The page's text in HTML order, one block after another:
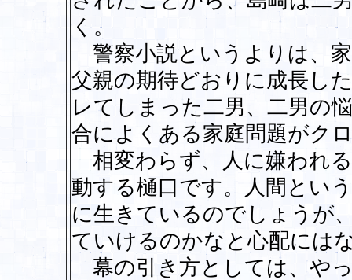
く。
警察小説というよりは、
父親の期待どおりに成長し
レてしまった二男、二男の
合によくある家庭問題がク
相変わらず、人に嫌われ
動する樋口です。人間とい
に生きているのでしょうが
ていけるのかなと心配には
幕の引き方としては、や